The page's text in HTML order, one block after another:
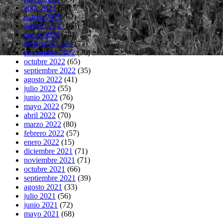
abril 2023(66)
marzo 2023(62)
febrero 2023(63)
enero 2023(74)
diciembre 2022(73)
noviembre 2022(76)
octubre 2022 (65)
septiembre 2022 (35)
agosto 2022 (41)
julio 2022 (55)
junio 2022 (76)
mayo 2022 (79)
abril 2022 (70)
marzo 2022 (80)
febrero 2022 (57)
enero 2022 (15)
diciembre 2021 (71)
noviembre 2021 (71)
octubre 2021 (66)
septiembre 2021 (39)
agosto 2021 (33)
julio 2021 (56)
junio 2021 (72)
mayo 2021 (68)